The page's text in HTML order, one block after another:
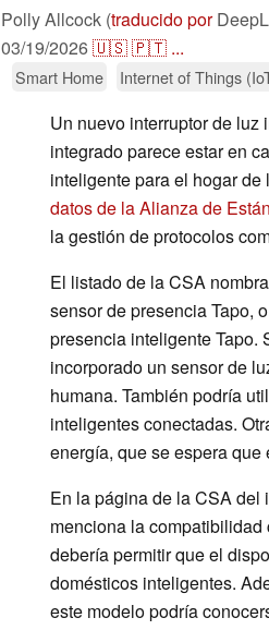
Polly Allcock (traducido por
03/19/2026🇺🇸🇵🇹 ...
Smart Home Internet of Things
Un nuevo interruptor de luz
integrado parece estar en
inteligente para el hogar
datos de la Alianza de
la gestión de protocolos
El listado de la CSA
sensor de presencia Tapo,
presencia inteligente Tapo.
incorporado un sensor de
humana. También podría
inteligentes conectadas.
energía, que se espera
En la página de la CSA del
menciona la
debería permitir que el
domésticos inteligentes.
este modelo podría